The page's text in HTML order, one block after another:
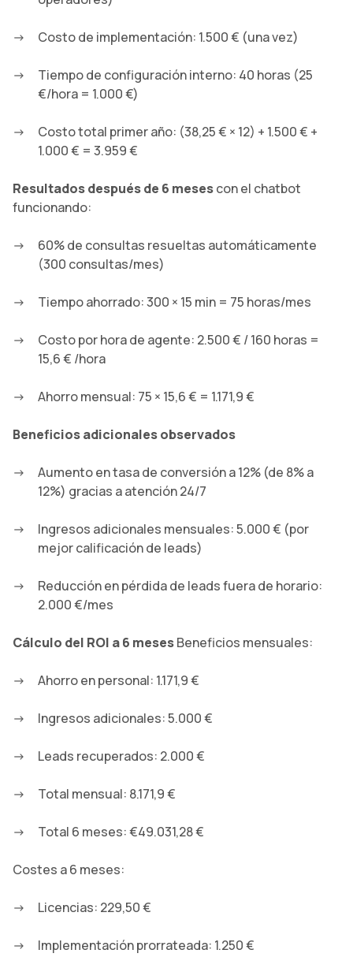
Costo de implementación: 1.500 € (una vez)
Tiempo de configuración interno: 40 horas (25
€/hora = 1.000 €)
Costo total primer año: (38,25 € × 12) + 1.500 € +
1.000 € = 3.959 €
Resultados después de 6 mesescon el chatbot
funcionando:
60% de consultas resueltas automáticamente
(300 consultas/mes)
Tiempo ahorrado: 300 × 15 min = 75 horas/mes
Costo por hora de agente: 2.500 € / 160 horas =
15,6 € /hora
Ahorro mensual: 75 × 15,6 € = 1.171,9 €
Beneficios adicionales observados
Aumento en tasa de conversión a 12% (de 8% a
12%) gracias a atención 24/7
Ingresos adicionales mensuales: 5.000 € (por
mejor calificación de leads)
Reducción en pérdida de leads fuera de horario:
2.000 €/mes
Cálculo del ROI a 6 mesesBeneficios mensuales:
Ahorro en personal: 1.171,9 €
Ingresos adicionales: 5.000 €
Leads recuperados: 2.000 €
Total mensual: 8.171,9 €
Total 6 meses: €49.031,28 €
Costes a 6 meses:
Licencias: 229,50 €
Implementación prorrateada: 1.250 €